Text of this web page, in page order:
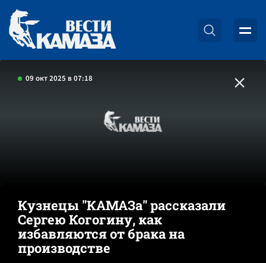
09 окт 2025 в 07:18
Кузнецы "КАМАЗа" рассказали
Сергею Когогину, как
избавляются от брака на
производстве